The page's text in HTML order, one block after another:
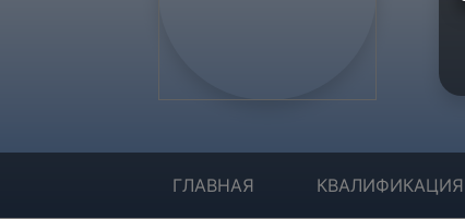
ГЛАВНАЯ КВАЛИФИКАЦИЯ